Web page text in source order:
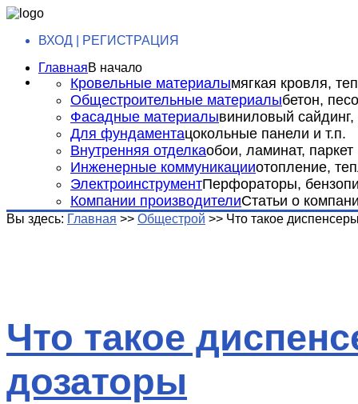
ВХОД | РЕГИСТРАЦИЯ
ГлавнаяВ начало
Кровельные материалымягкая кровля,
Общестроительные материалыбетон,
Фасадные материалывиниловый сайдинг,
Для фундаментацокольные панели и т.п.
Внутренняя отделкаобои, ламинат, паркет
Инженерные коммуникацииотопление,
ЭлектроинструментПерфораторы,
Компании производителиСтатьи о
Вы здесь: Главная >> Общестрой >> Что такое
Что такое
дозаторы